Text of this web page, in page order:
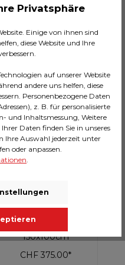
In den Warenkorb
Glasbild Mister Lion
150x100cm
CHF 375.00*
Privatsphäre
Einige von ihnen sind
diese Website und Ihre
auf unserer Website
andere uns helfen, diese
Personenbezogene Daten
z. B. für personalisierte
und Inhaltsmessung, Weitere
Daten finden Sie in unseres
Ihre Auswahl jederzeit unter
oder anpassen.
.